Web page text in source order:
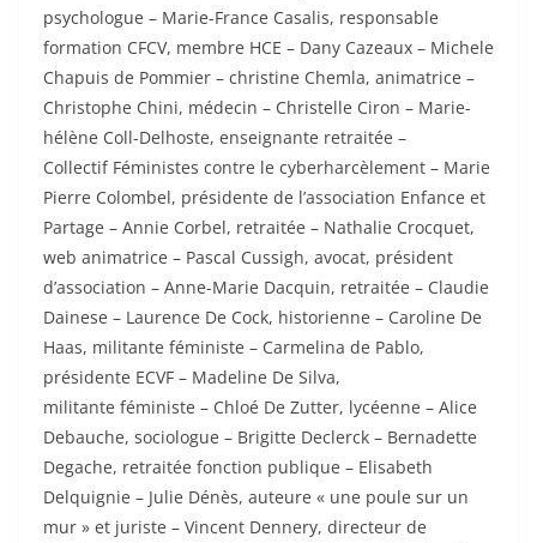
psychologue – Marie-France Casalis, responsable
formation CFCV, membre HCE – Dany Cazeaux – Michele
Chapuis de Pommier – christine Chemla, animatrice –
Christophe Chini, médecin – Christelle Ciron – Marie-
hélène Coll-Delhoste, enseignante retraitée –
Collectif Féministes contre le cyberharcèlement – Marie
Pierre Colombel, présidente de l’association Enfance et
Partage – Annie Corbel, retraitée – Nathalie Crocquet,
web animatrice – Pascal Cussigh, avocat, président
d’association – Anne-Marie Dacquin, retraitée – Claudie
Dainese – Laurence De Cock, historienne – Caroline De
Haas, militante féministe – Carmelina de Pablo,
présidente ECVF – Madeline De Silva,
militante féministe – Chloé De Zutter, lycéenne – Alice
Debauche, sociologue – Brigitte Declerck – Bernadette
Degache, retraitée fonction publique – Elisabeth
Delquignie – Julie Dénès, auteure « une poule sur un
mur » et juriste – Vincent Dennery, directeur de